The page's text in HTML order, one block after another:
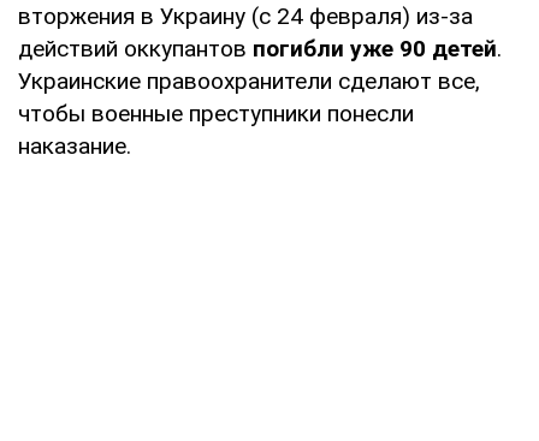
вторжения в Украину (с 24 февраля) из-за
действий оккупантов погибли уже 90 детей.
Украинские правоохранители сделают все,
чтобы военные преступники понесли
наказание.